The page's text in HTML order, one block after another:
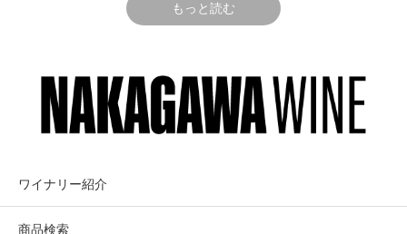
カーネロスの類まれなる二人の栽培家「リー・
ハドソン」と「ラリー・ハイド」が栽培する
サン・パブロ湾からの霧と冷気の影響を多く受
もっと読む
KONGSGAARD コングスガード
クラッシック音楽が充満する岩盤をくり
抜いたアトラス・ピークにある新ワイナ
ワイナリー紹介
商品検索